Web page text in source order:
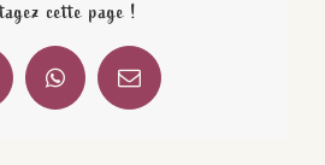
cette page !
WhatsAppEmail